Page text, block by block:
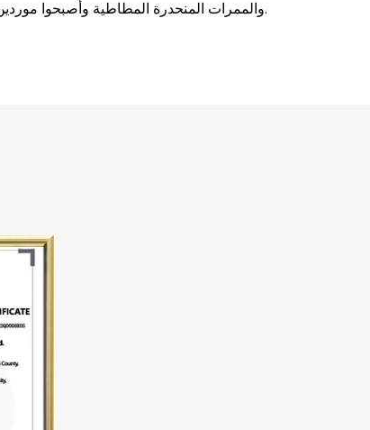
والممرات المنحدرة المطاطية وأصبحوا موردين مهمين لمرافقهم المرورية في الصين.